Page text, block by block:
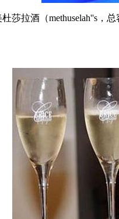
莎拉酒（methuselah''s，